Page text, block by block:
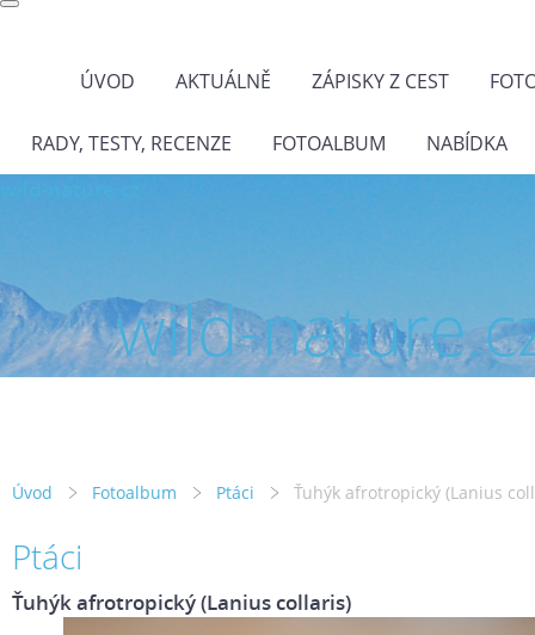
ÚVOD AKTUÁLNĚ ZÁPISKY Z CEST
RADY, TESTY, RECENZE FOTOALBUM NABÍDKA
wild-
Úvod Fotoalbum Ptáci Ťuhýk afrotropický (Lanius
Ptáci
Ťuhýk afrotropický (Lanius collaris)